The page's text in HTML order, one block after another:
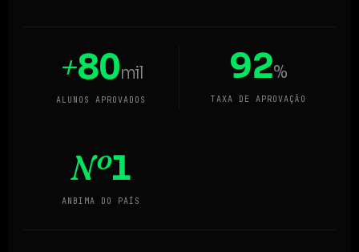
+80mil
ALUNOS APROVADOS
92%
TAXA DE APROVAÇÃO
Nº1
ANBIMA DO PAÍS